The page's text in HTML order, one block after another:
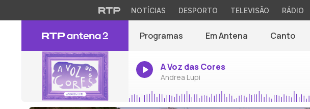
NOTÍCIAS DESPORTO TELEVISÃO RÁDIO
Programas Em Antena Canto
A Voz das Cores
Andrea Lupi